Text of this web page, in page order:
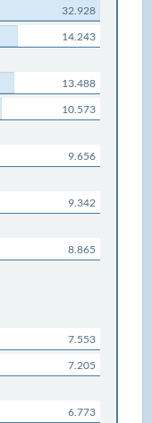
32.928
14.243
13.488
10.573
9.656
9.342
8.865
7.553
7.205
6.773